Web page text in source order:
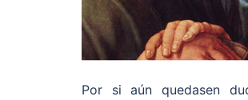
Por si aún quedasen